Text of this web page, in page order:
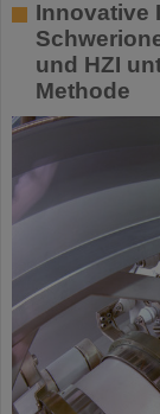
Innovative
und HZI
Methode